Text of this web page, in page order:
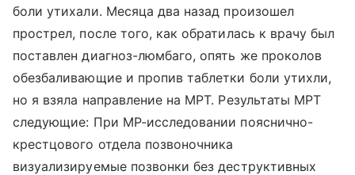
боли утихали. Месяца два назад произошел
прострел, после того, как обратилась к врачу был
поставлен диагноз-люмбаго, опять же проколов
обезбаливающие и пропив таблетки боли утихли,
но я взяла направление на МРТ. Результаты МРТ
следующие: При МР-исследовании пояснично-
крестцового отдела позвоночника
визуализируемые позвонки без деструктивных